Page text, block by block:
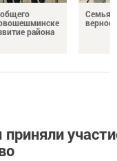
района
Семья